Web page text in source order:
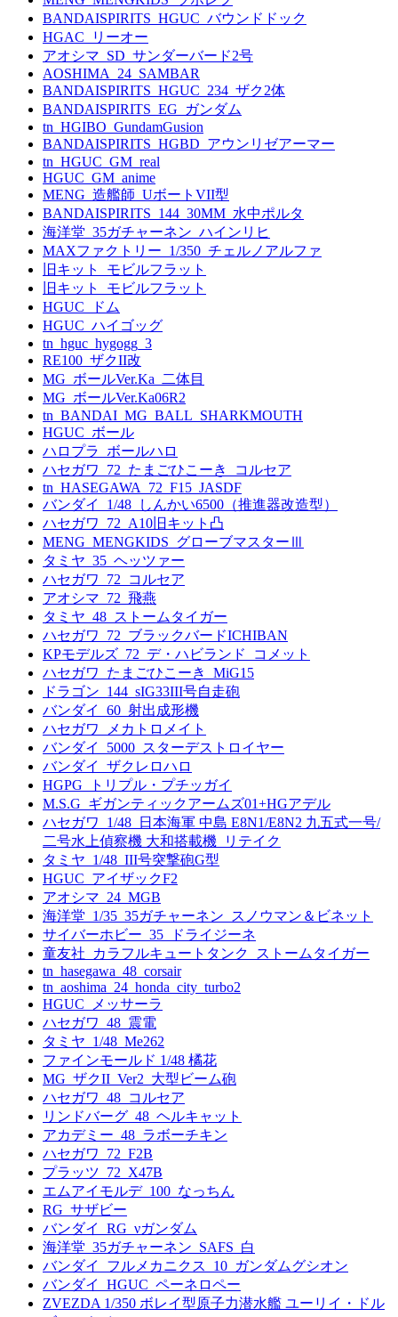
BANDAISPIRITS_HGUC_バウンドドック
HGAC_リーオー
アオシマ_SD_サンダーバード2号
AOSHIMA_24_SAMBAR
BANDAISPIRITS_HGUC_234_ザク2体
BANDAISPIRITS_EG_ガンダム
tn_HGIBO_GundamGusion
BANDAISPIRITS_HGBD_アウンリゼアーマー
tn_HGUC_GM_real
HGUC_GM_anime
MENG_造艦師_UボートVII型
BANDAISPIRITS_144_30MM_水中ポルタ
海洋堂_35ガチャーネン_ハインリヒ
MAXファクトリー_1/350_チェルノアルファ
旧キット_モビルフラット
旧キット_モビルフラット
HGUC_ドム
HGUC_ハイゴッグ
tn_hguc_hygogg_3
RE100_ザクII改
MG_ボールVer.Ka_二体目
MG_ボールVer.Ka06R2
tn_BANDAI_MG_BALL_SHARKMOUTH
HGUC_ボール
ハロプラ_ボールハロ
ハセガワ_72_たまごひこーき_コルセア
tn_HASEGAWA_72_F15_JASDF
バンダイ_1/48_しんかい6500（推進器改造型）
ハセガワ_72_A10旧キット凸
MENG_MENGKIDS_グローブマスターⅢ
タミヤ_35_ヘッツァー
ハセガワ_72_コルセア
アオシマ_72_飛燕
タミヤ_48_ストームタイガー
ハセガワ_72_ブラックバードICHIBAN
KPモデルズ_72_デ・ハビランド_コメット
ハセガワ_たまごひこーき_MiG15
ドラゴン_144_sIG33III号自走砲
バンダイ_60_射出成形機
ハセガワ_メカトロメイト
バンダイ_5000_スターデストロイヤー
バンダイ_ザクレロハロ
HGPG_トリプル・プチッガイ
M.S.G_ギガンティックアームズ01+HGアデル
ハセガワ_1/48_日本海軍 中島 E8N1/E8N2 九五式一号/
二号水上偵察機 大和搭載機_リテイク
タミヤ_1/48_III号突撃砲G型
HGUC_アイザックF2
アオシマ_24_MGB
海洋堂_1/35_35ガチャーネン_スノウマン＆ビネット
サイバーホビー_35_ドライジーネ
童友社_カラフルキュートタンク_ストームタイガー
tn_hasegawa_48_corsair
tn_aoshima_24_honda_city_turbo2
HGUC_メッサーラ
ハセガワ_48_震電
タミヤ_1/48_Me262
ファインモールド 1/48 橘花
MG_ザクII_Ver2_大型ビーム砲
ハセガワ_48_コルセア
リンドバーグ_48_ヘルキャット
アカデミー_48_ラボーチキン
ハセガワ_72_F2B
プラッツ_72_X47B
エムアイモルデ_100_なっちん
RG_サザビー
バンダイ_RG_νガンダム
海洋堂_35ガチャーネン_SAFS_白
バンダイ_フルメカニクス_10_ガンダムグシオン
バンダイ_HGUC_ペーネロペー
ZVEZDA 1/350 ボレイ型原子力潜水艦 ユーリイ・ドル